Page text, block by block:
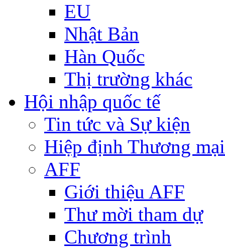
EU
Nhật Bản
Hàn Quốc
Thị trường khác
Hội nhập quốc tế
Tin tức và Sự kiện
Hiệp định Thương
AFF
Giới thiệu AFF
Thư mời tham dự
Chương trình